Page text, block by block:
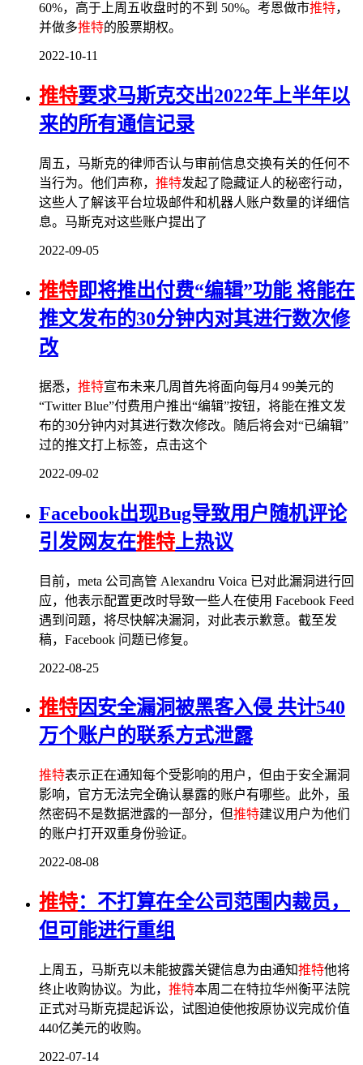
60%，高于上周五收盘时的不到 50%。考恩做市推特，
并做多推特的股票期权。
2022-10-11
推特要求马斯克交出2022年上半年以
来的所有通信记录
周五，马斯克的律师否认与审前信息交换有关的任何不
当行为。他们声称， 推特发起了隐藏证人的秘密行动，
这些人了解该平台垃圾邮件和机器人账户数量的详细信
息。马斯克对这些账户提出了
2022-09-05
推特即将推出付费“编辑”功能 将能在
推文发布的30分钟内对其进行数次修
改
据悉， 推特宣布未来几周首先将面向每月4 99美元的
“Twitter Blue”付费用户推出“编辑”按钮，将能在推文发
布的30分钟内对其进行数次修改。随后将会对“已编辑”
过的推文打上标签，点击这个
2022-09-02
Facebook出现Bug导致用户随机评论
引发网友在推特上热议
目前，meta 公司高管 Alexandru Voica 已对此漏洞进行回
应，他表示配置更改时导致一些人在使用 Facebook Feed
遇到问题，将尽快解决漏洞，对此表示歉意。截至发
稿，Facebook 问题已修复。
2022-08-25
推特因安全漏洞被黑客入侵 共计540
万个账户的联系方式泄露
推特表示正在通知每个受影响的用户，但由于安全漏洞
影响，官方无法完全确认暴露的账户有哪些。此外，虽
然密码不是数据泄露的一部分，但推特建议用户为他们
的账户打开双重身份验证。
2022-08-08
推特：不打算在全公司范围内裁员，
但可能进行重组
上周五，马斯克以未能披露关键信息为由通知推特他将
终止收购协议。为此， 推特本周二在特拉华州衡平法院
正式对马斯克提起诉讼，试图迫使他按原协议完成价值
440亿美元的收购。
2022-07-14